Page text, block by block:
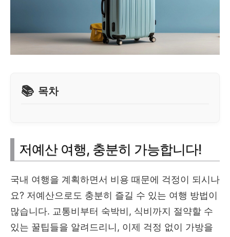
목차
저예산 여행, 충분히 가능합니다!
국내 여행을 계획하면서 비용 때문에 걱정이 되시나
요? 저예산으로도 충분히 즐길 수 있는 여행 방법이
많습니다. 교통비부터 숙박비, 식비까지 절약할 수
있는 꿀팁들을 알려드리니, 이제 걱정 없이 가방을